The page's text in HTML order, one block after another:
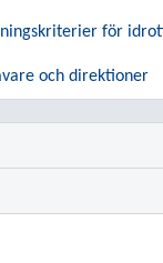
för
och direktioner